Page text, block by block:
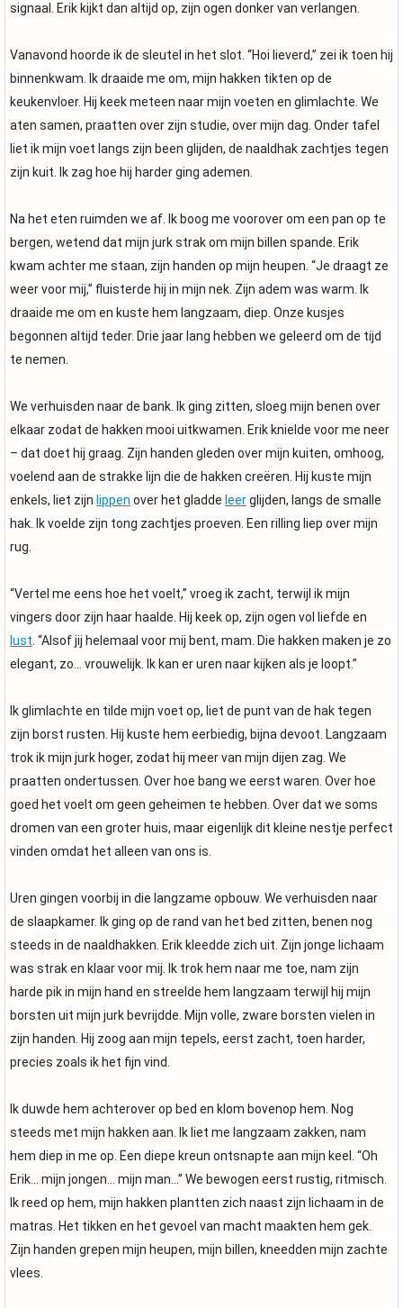
signaal. Erik kijkt dan altijd op, zijn ogen donker van verlangen.
Vanavond hoorde ik de sleutel in het slot. “Hoi lieverd,” zei ik toen hij
binnenkwam. Ik draaide me om, mijn hakken tikten op de
keukenvloer. Hij keek meteen naar mijn voeten en glimlachte. We
aten samen, praatten over zijn studie, over mijn dag. Onder tafel
liet ik mijn voet langs zijn been glijden, de naaldhak zachtjes tegen
zijn kuit. Ik zag hoe hij harder ging ademen.
Na het eten ruimden we af. Ik boog me voorover om een pan op te
bergen, wetend dat mijn jurk strak om mijn billen spande. Erik
kwam achter me staan, zijn handen op mijn heupen. “Je draagt ze
weer voor mij,” fluisterde hij in mijn nek. Zijn adem was warm. Ik
draaide me om en kuste hem langzaam, diep. Onze kusjes
begonnen altijd teder. Drie jaar lang hebben we geleerd om de tijd
te nemen.
We verhuisden naar de bank. Ik ging zitten, sloeg mijn benen over
elkaar zodat de hakken mooi uitkwamen. Erik knielde voor me neer
– dat doet hij graag. Zijn handen gleden over mijn kuiten, omhoog,
voelend aan de strakke lijn die de hakken creëren. Hij kuste mijn
enkels, liet zijn lippen over het gladde leerglijden, langs de smalle
hak. Ik voelde zijn tong zachtjes proeven. Een rilling liep over mijn
rug.
“Vertel me eens hoe het voelt,” vroeg ik zacht, terwijl ik mijn
vingers door zijn haar haalde. Hij keek op, zijn ogen vol liefde en
lust . “Alsof jij helemaal voor mij bent, mam. Die hakken maken je zo
elegant, zo… vrouwelijk. Ik kan er uren naar kijken als je loopt.”
Ik glimlachte en tilde mijn voet op, liet de punt van de hak tegen
zijn borst rusten. Hij kuste hem eerbiedig, bijna devoot. Langzaam
trok ik mijn jurk hoger, zodat hij meer van mijn dijen zag. We
praatten ondertussen. Over hoe bang we eerst waren. Over hoe
goed het voelt om geen geheimen te hebben. Over dat we soms
dromen van een groter huis, maar eigenlijk dit kleine nestje perfect
vinden omdat het alleen van ons is.
Uren gingen voorbij in die langzame opbouw. We verhuisden naar
de slaapkamer. Ik ging op de rand van het bed zitten, benen nog
steeds in de naaldhakken. Erik kleedde zich uit. Zijn jonge lichaam
was strak en klaar voor mij. Ik trok hem naar me toe, nam zijn
harde pik in mijn hand en streelde hem langzaam terwijl hij mijn
borsten uit mijn jurk bevrijdde. Mijn volle, zware borsten vielen in
zijn handen. Hij zoog aan mijn tepels, eerst zacht, toen harder,
precies zoals ik het fijn vind.
Ik duwde hem achterover op bed en klom bovenop hem. Nog
steeds met mijn hakken aan. Ik liet me langzaam zakken, nam
hem diep in me op. Een diepe kreun ontsnapte aan mijn keel. “Oh
Erik… mijn jongen… mijn man…” We bewogen eerst rustig, ritmisch.
Ik reed op hem, mijn hakken plantten zich naast zijn lichaam in de
matras. Het tikken en het gevoel van macht maakten hem gek.
Zijn handen grepen mijn heupen, mijn billen, kneedden mijn zachte
vlees.